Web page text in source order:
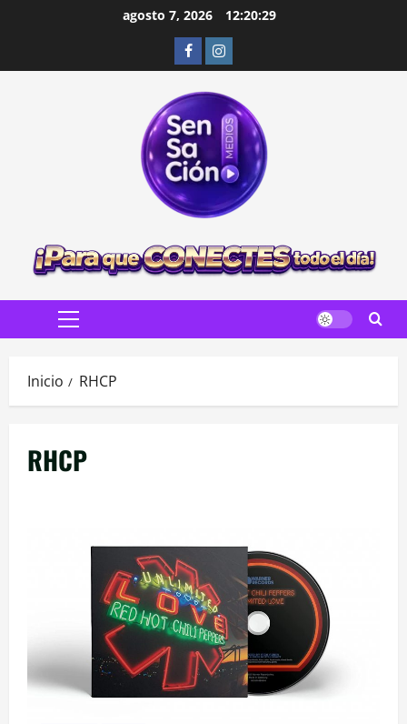
agosto 7, 2026 12:20:30
FacebookInstagram
Menú
Inicio RHCP
RHCP